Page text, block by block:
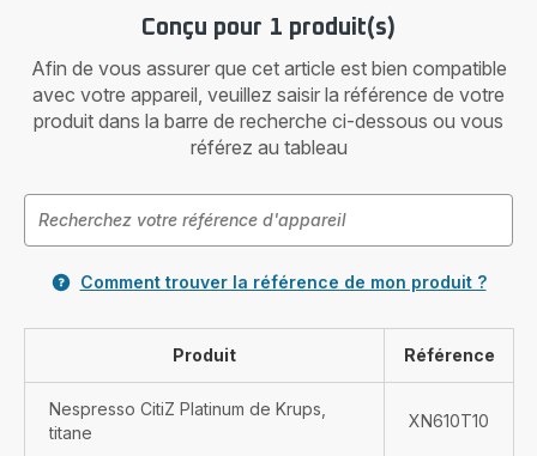
Conçu pour 1 produit(s)
Afin de vous assurer que cet article est bien compatible
avec votre appareil, veuillez saisir la référence de votre
produit dans la barre de recherche ci-dessous ou vous
référez au tableau
Comment trouver la référence de mon produit ?
Produit Référence
Nespresso CitiZ Platinum de Krups,
titane
XN610T10